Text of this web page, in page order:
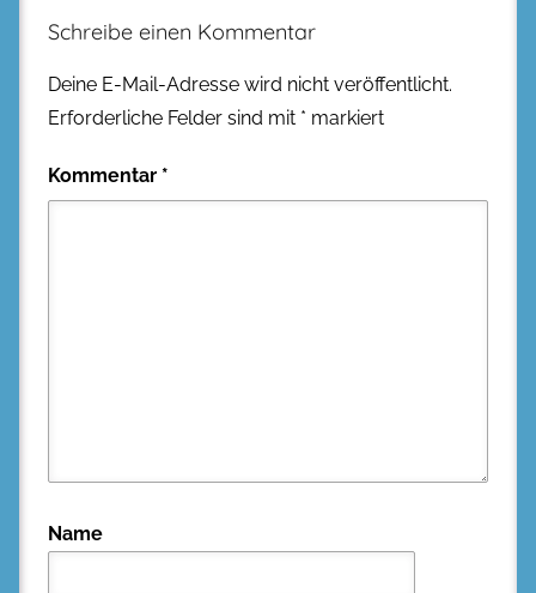
Schreibe einen Kommentar
Deine E-Mail-Adresse wird nicht veröffentlicht.
Erforderliche Felder sind mit * markiert
Kommentar *
Name